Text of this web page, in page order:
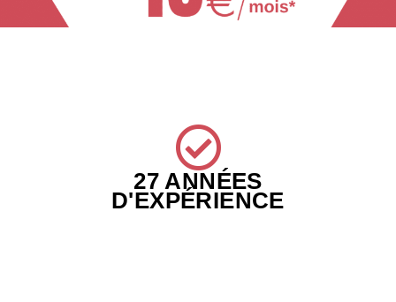
27 ANNÉES
D'EXPÉRIENCE